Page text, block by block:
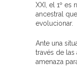
XXI, el 1º es
ancestral
evolucionar.
Ante una
través de
amenaza